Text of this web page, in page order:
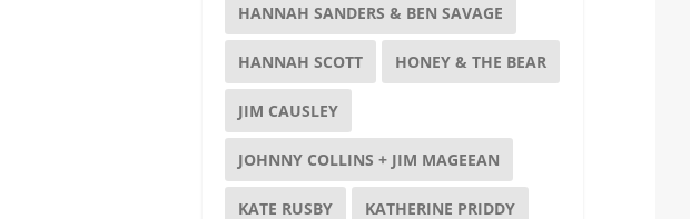
HANNAH SANDERS & BEN SAVAGE
HANNAH SCOTT HONEY & THE BEAR
JIM CAUSLEY
JOHNNY COLLINS + JIM MAGEEAN
KATE RUSBY KATHERINE PRIDDY